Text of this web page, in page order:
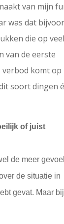
van mijn
was dat
die op veel
van de eerste
verbod komt op
soort dingen
of juist
de meer
de situatie in
gevat. Maar bij